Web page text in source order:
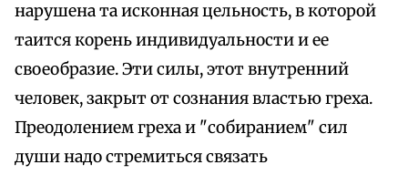
нарушена та исконная цельность, в которой
таится корень индивидуальности и ее
своеобразие. Эти силы, этот внутренний
человек, закрыт от сознания властью греха.
Преодолением греха и "собиранием" сил
души надо стремиться связать